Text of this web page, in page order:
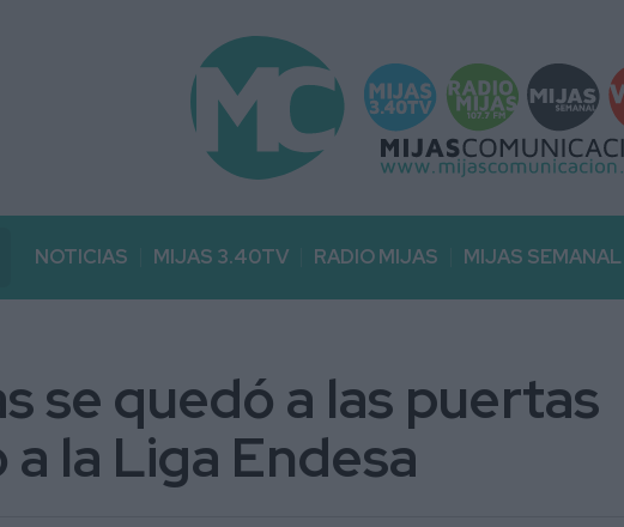
NOTICIAS MIJAS 3.40TV RADIO MIJAS MIJAS SEMANAL
se quedó a las puertas
la Liga Endesa